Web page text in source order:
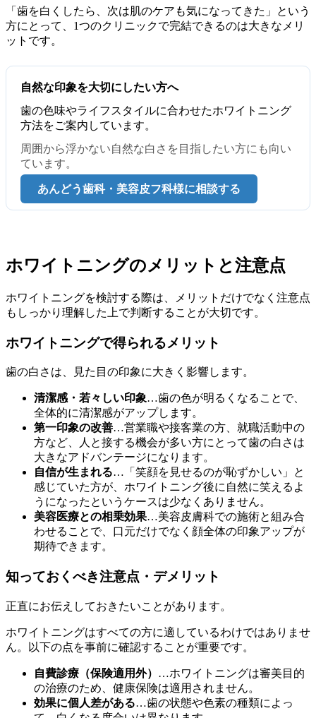
「歯を白くしたら、次は肌のケアも気になってきた」という
方にとって、1つのクリニックで完結できるのは大きなメリ
ットです。
自然な印象を大切にしたい方へ
歯の色味やライフスタイルに合わせたホワイトニング
方法をご案内しています。
周囲から浮かない自然な白さを目指したい方にも向い
ています。
あんどう歯科・美容皮フ科様に相談する
ホワイトニングのメリットと注意点
ホワイトニングを検討する際は、メリットだけでなく注意点
もしっかり理解した上で判断することが大切です。
ホワイトニングで得られるメリット
歯の白さは、見た目の印象に大きく影響します。
清潔感・若々しい印象…歯の色が明るくなることで、
全体的に清潔感がアップします。
第一印象の改善…営業職や接客業の方、就職活動中の
方など、人と接する機会が多い方にとって歯の白さは
大きなアドバンテージになります。
自信が生まれる…「笑顔を見せるのが恥ずかしい」と
感じていた方が、ホワイトニング後に自然に笑えるよ
うになったというケースは少なくありません。
美容医療との相乗効果…美容皮膚科での施術と組み合
わせることで、口元だけでなく顔全体の印象アップが
期待できます。
知っておくべき注意点・デメリット
正直にお伝えしておきたいことがあります。
ホワイトニングはすべての方に適しているわけではありませ
ん。以下の点を事前に確認することが重要です。
自費診療（保険適用外） …ホワイトニングは審美目的
の治療のため、健康保険は適用されません。
効果に個人差がある…歯の状態や色素の種類によっ